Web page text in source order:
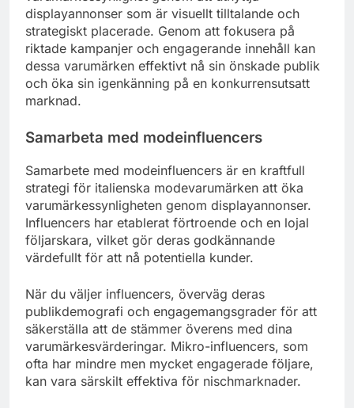
displayannonser som är visuellt tilltalande och
strategiskt placerade. Genom att fokusera på
riktade kampanjer och engagerande innehåll kan
dessa varumärken effektivt nå sin önskade publik
och öka sin igenkänning på en konkurrensutsatt
marknad.
Samarbeta med modeinfluencers
Samarbete med modeinfluencers är en kraftfull
strategi för italienska modevarumärken att öka
varumärkessynligheten genom displayannonser.
Influencers har etablerat förtroende och en lojal
följarskara, vilket gör deras godkännande
värdefullt för att nå potentiella kunder.
När du väljer influencers, överväg deras
publikdemografi och engagemangsgrader för att
säkerställa att de stämmer överens med dina
varumärkesvärderingar. Mikro-influencers, som
ofta har mindre men mycket engagerade följare,
kan vara särskilt effektiva för nischmarknader.